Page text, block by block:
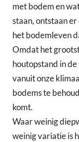
met bodem en
staan, ontstaan
het bodemleven
Omdat het
houtopstand in
vanuit onze
bodems te
komt.
Waar weinig
weinig variatie is